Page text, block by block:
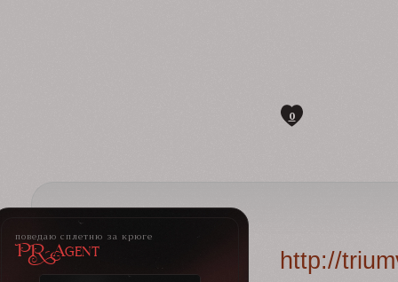
0
поведаю сплетню за крюге
PR-Agent http://